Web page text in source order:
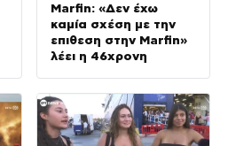
Marfin: «Δεν έχω
καμία σχέση με την
επιθεση στην Marfin»
λέει η 46χρονη